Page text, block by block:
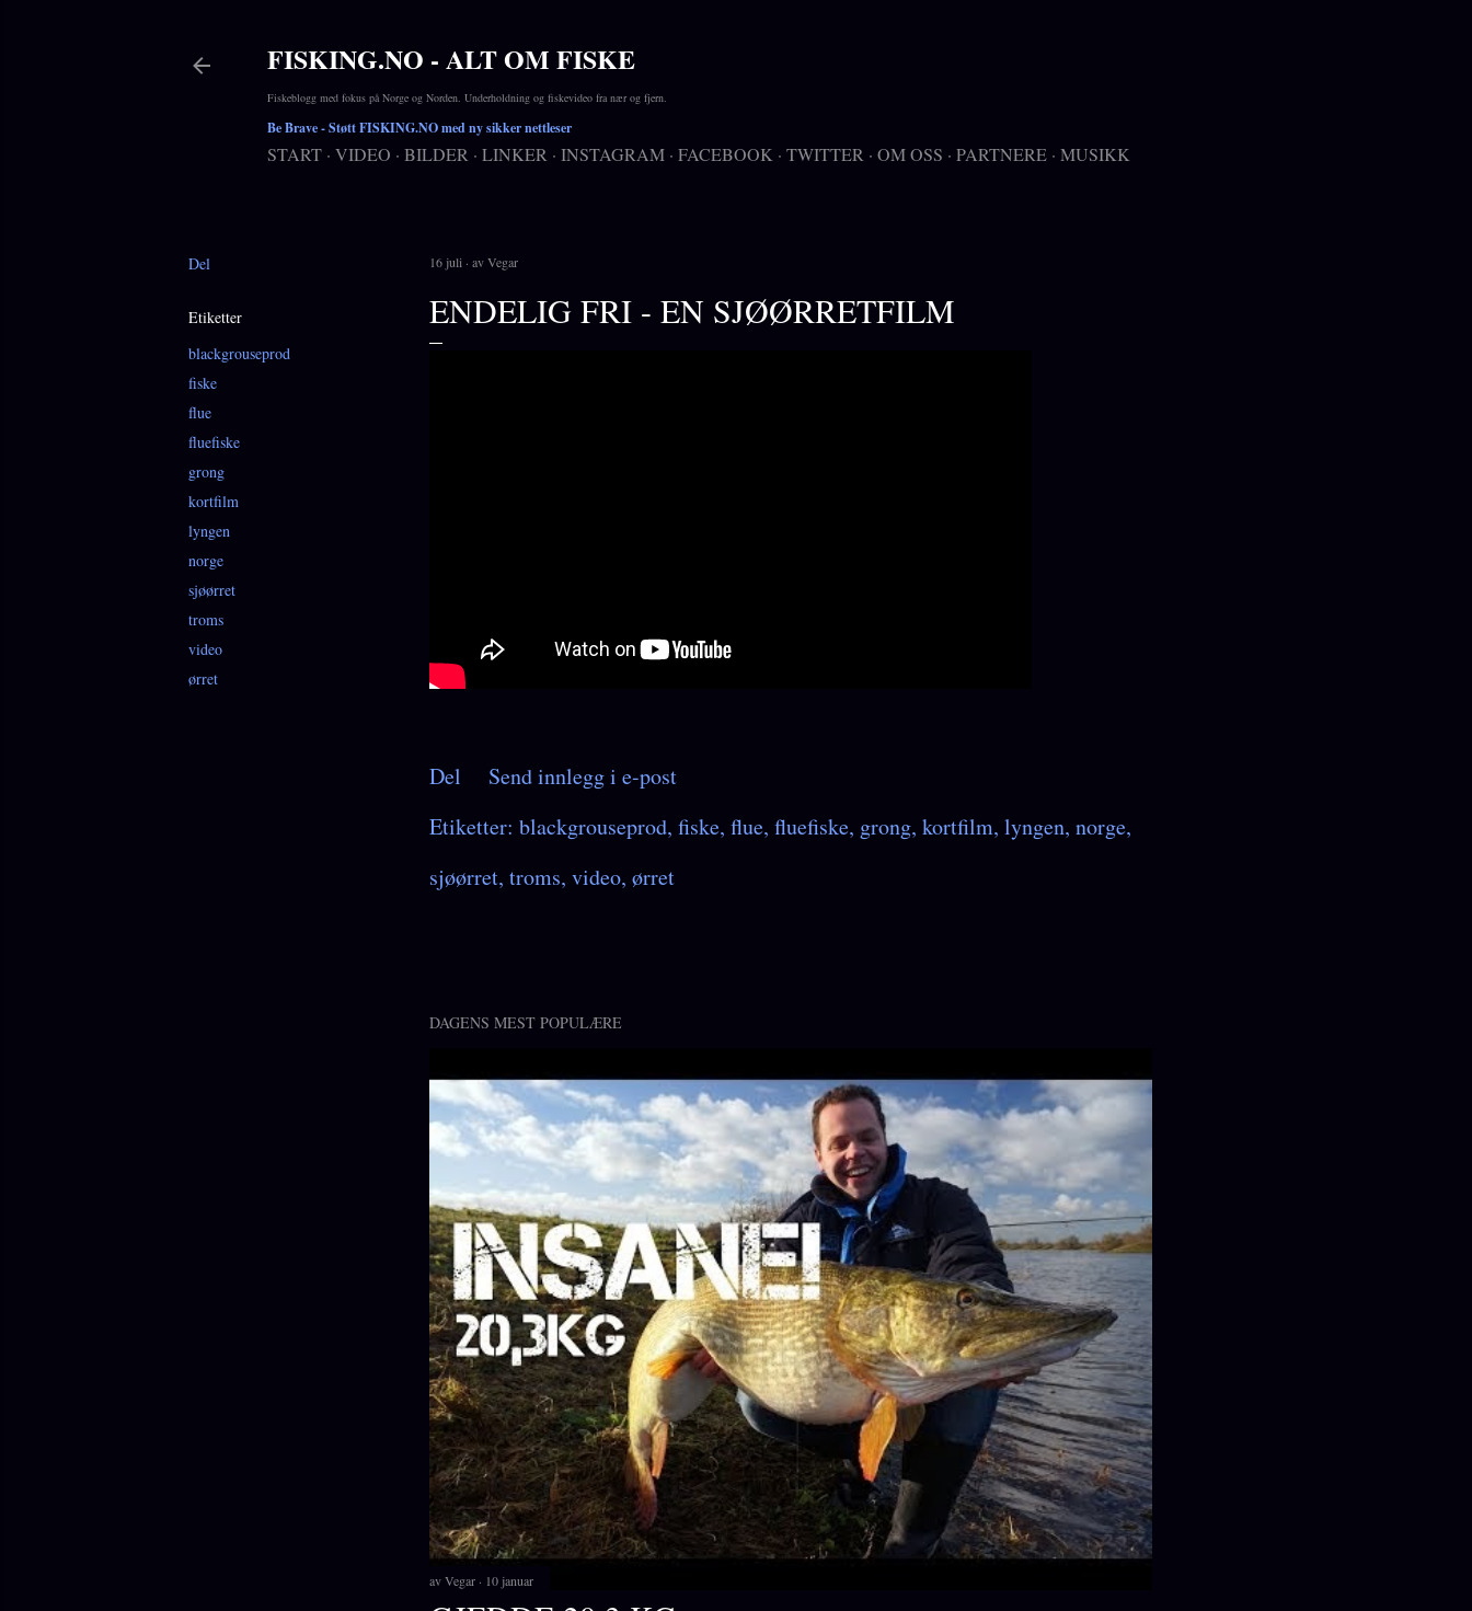
FISKING.NO - ALT OM FISKE
Fiskeblogg med fokus på Norge og Norden. Underholdning og fiskevideo fra nær og fjern.
Be Brave- Støtt FISKING.NO med ny sikker nettleser
START VIDEO BILDER LINKER INSTAGRAM FACEBOOK TWITTER OM OSS PARTNERE MUSIKK
Del
Etiketter
blackgrouseprod
fiske
flue
fluefiske
grong
kortfilm
lyngen
norge
sjøørret
troms
video
ørret
16 juli avVegar
ENDELIG FRI - EN SJØØRRETFILM
Del
Send innlegg i e-post
Etiketter: blackgrouseprod fiske flue fluefiske grong kortfilm lyngen norge
sjøørret troms video ørret
DAGENS MEST POPULÆRE
avVegar 10 januar